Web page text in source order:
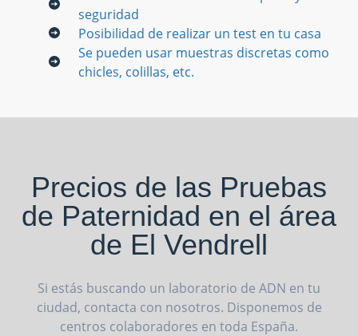
seguridad
Posibilidad de realizar un test en tu casa
Se pueden usar muestras discretas como
chicles, colillas, etc.
Precios de las Pruebas
de Paternidad en el área
de El Vendrell
Si estás buscando un laboratorio de ADN en tu
ciudad, contacta con nosotros. Disponemos de
centros colaboradores en toda España.